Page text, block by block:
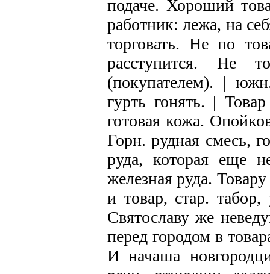
подаче. Хороший
работник: лежа, на
торговать. Не по
расступится. Не
(покупателем). |
гурть гонять. |
готовая кожа.
Горн. рудная смесь,
руда, которая еще
железная руда.
и товар, стар.
Святославу же
перед городом в
И начаша